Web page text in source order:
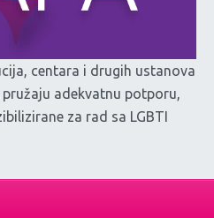
centara i drugih ustanova
adekvatnu potporu,
za rad sa LGBTI